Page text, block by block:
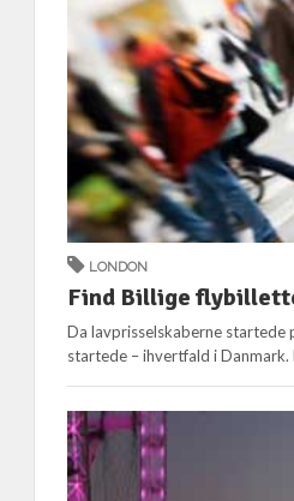
LONDON
Find Billige
Da lavprisselskaberne startede
startede – ihvertfald i Danmark.